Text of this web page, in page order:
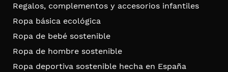
Regalos, complementos y accesorios infantiles
Ropa básica ecológica
Ropa de bebé sostenible
Ropa de hombre sostenible
Ropa deportiva sostenible hecha en España